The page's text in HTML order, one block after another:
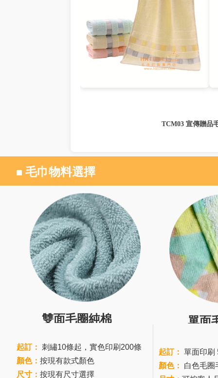
TCM03 宣傳贈品
■ 毛巾物料選擇
雙面毛圈純棉
起訂： 刺繡10條起，實色印刷200條
顏色： 按現有款式顏色
尺寸： 按現有尺寸選擇
單面
起訂： 單面印刷
顏色：
白色毛圈